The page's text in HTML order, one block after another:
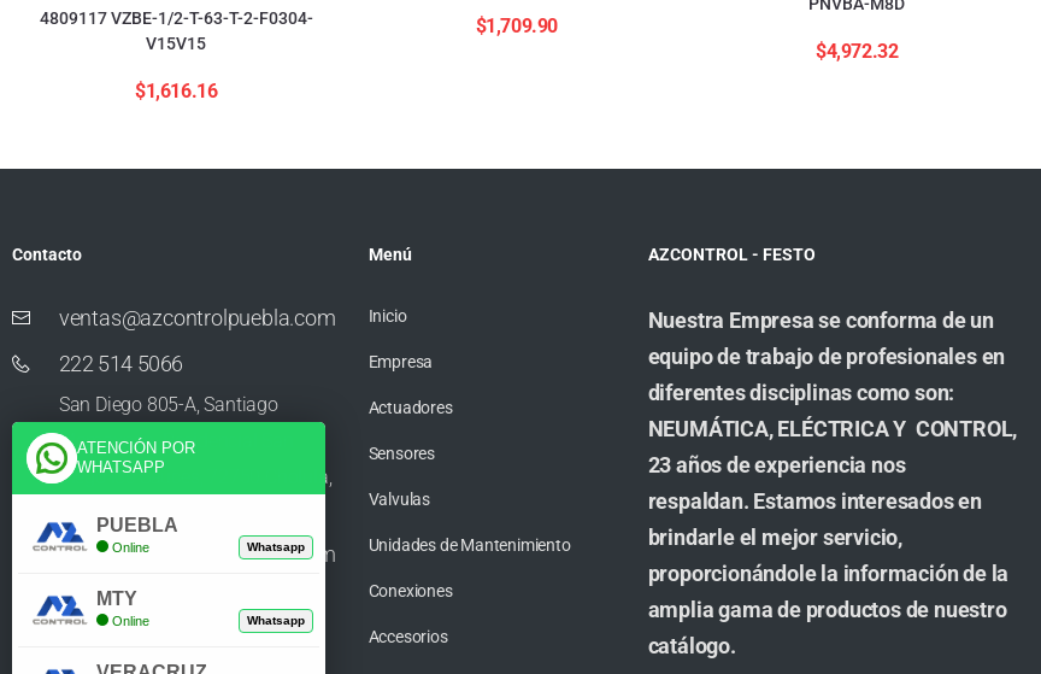
4809117 VZBE-1/2-T-63-T-2-F0304-
V15V15
$1,616.16
$1,709.90
$4,972.32
Contacto
ventas@azcontrolpuebla.com
222 514 5066
San Diego 805-A, Santiago
Momoxpan, Residencial San
Diego los Sauces, 72750 Cholula,
Puebla
ventas@azcontrolpuebla.com
272 282 8890
Poniente. 7 469, Centro, 94370
Menú
Inicio
Empresa
Actuadores
Sensores
Valvulas
Unidades de Mantenimiento
Conexiones
Accesorios
AZCONTROL - FESTO
Nuestra Empresa se conforma de un
equipo de trabajo de profesionales en
diferentes disciplinas como son:
NEUMÁTICA, ELÉCTRICA Y CONTROL,
23 años de experiencia nos
respaldan. Estamos interesados en
brindarle el mejor servicio,
proporcionándole la información de la
amplia gama de productos de nuestro
catálogo.
ATENCIÓN POR
WHATSAPP
PUEBLA
Online Whatsapp
MTY
Online Whatsapp